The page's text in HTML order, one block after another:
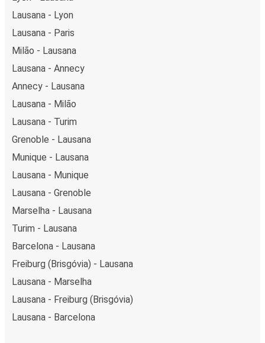
Lausana - Lyon
Lausana - Paris
Milão - Lausana
Lausana - Annecy
Annecy - Lausana
Lausana - Milão
Lausana - Turim
Grenoble - Lausana
Munique - Lausana
Lausana - Munique
Lausana - Grenoble
Marselha - Lausana
Turim - Lausana
Barcelona - Lausana
Freiburg (Brisgóvia) - Lausana
Lausana - Marselha
Lausana - Freiburg (Brisgóvia)
Lausana - Barcelona